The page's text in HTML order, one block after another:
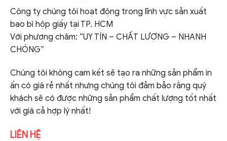
Công ty chúng tôi hoạt động trong lĩnh vực sản xuất
bao bì hộp giấy tại TP. HCM
Với phương châm: “UY TÍN – CHẤT LƯỢNG – NHANH
CHÓNG”
Chúng tôi không cam kết sẽ tạo ra những sản phẩm in
ấn có giá rẻ nhất nhưng chúng tôi đảm bảo rằng quý
khách sẽ có được những sản phẩm chất lượng tốt nhất
với giá cả hợp lý nhất!
LIÊN HỆ